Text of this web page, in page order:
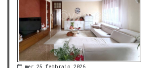
mer 25 febbraio 2026